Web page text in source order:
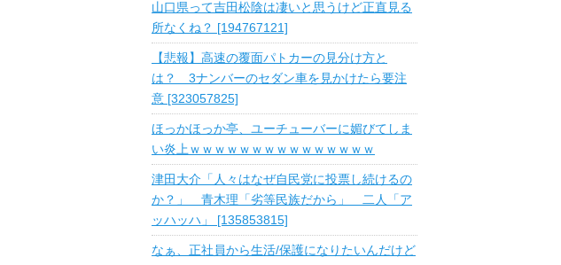
山口県って吉田松陰は凄いと思うけど正直見る
所なくね？ [194767121]
【悲報】高速の覆面パトカーの見分け方と
は？ 3ナンバーのセダン車を見かけたら要注
意 [323057825]
ほっかほっか亭、ユーチューバーに媚びてしま
い炎上ｗｗｗｗｗｗｗｗｗｗｗｗｗｗｗ
津田大介「人々はなぜ自民党に投票し続けるの
か？」 青木理「劣等民族だから」 二人「ア
ッハッハ」 [135853815]
なぁ、正社員から生活/保護になりたいんだけど